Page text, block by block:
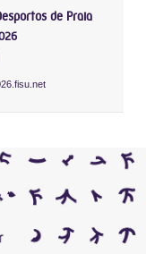
de Praia